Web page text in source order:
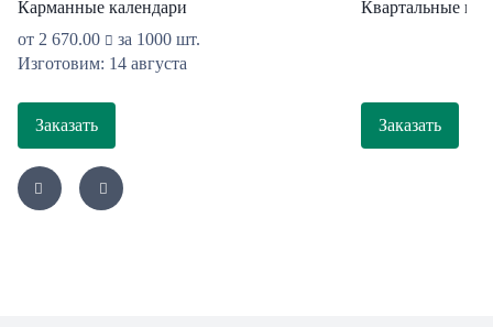
Карманные календари
от 2 670.00
за 1000 шт.
Изготовим: 14 августа
Заказать
Квартальные
Заказать